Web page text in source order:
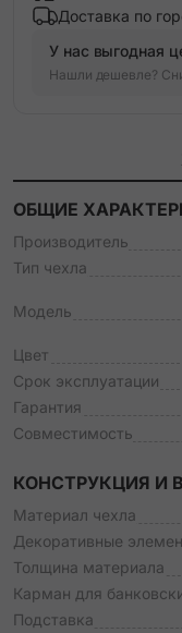
Доставка по
У нас выгодная
Нашли дешевле?
ОБЩИЕ
Производитель
Тип чехла
Модель
Цвет
Срок эксплуатации
Гарантия
Совместимость
КОНСТРУКЦИЯ И
Материал чехла
Декоративные
Толщина материала
Карман для
Подставка